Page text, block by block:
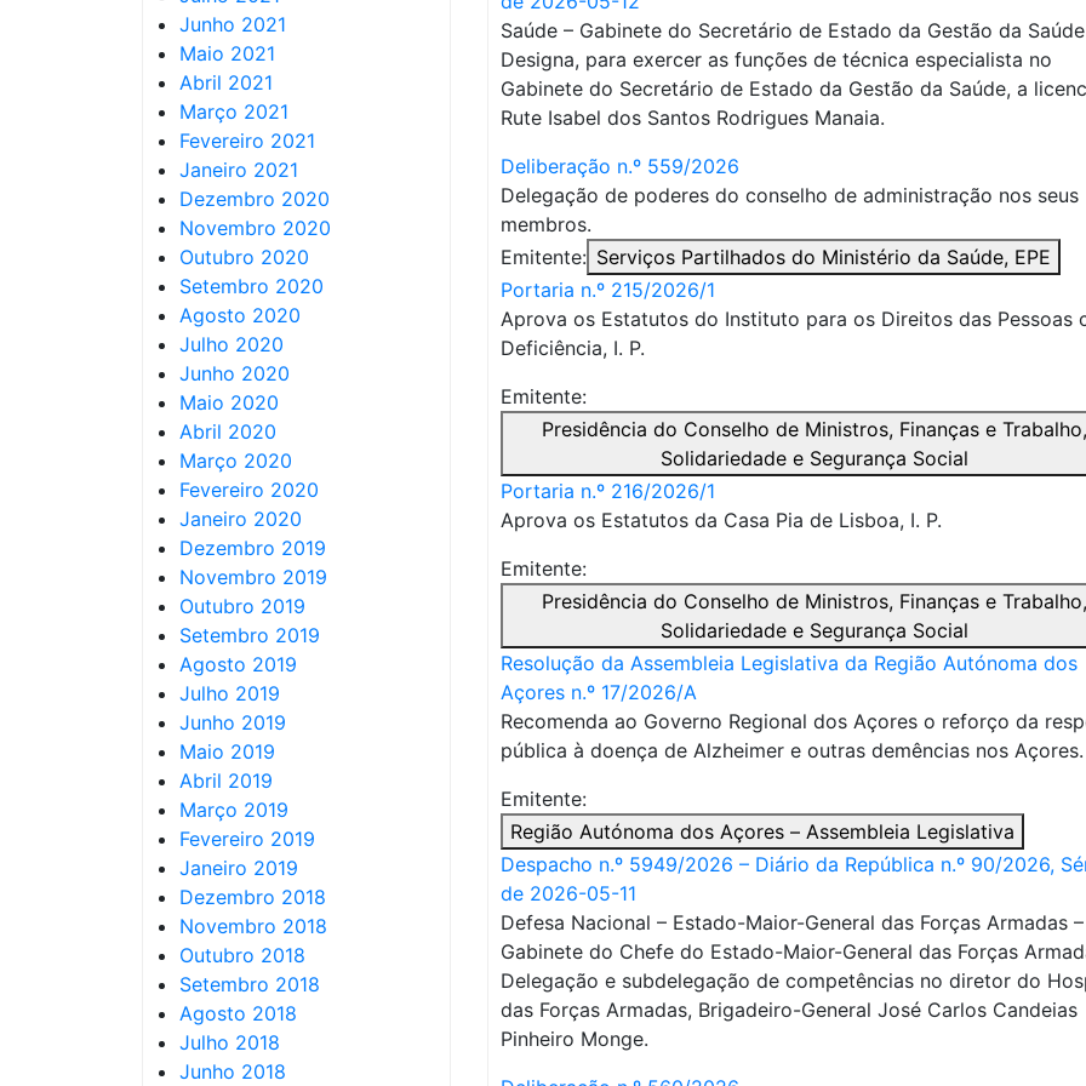
Junho 2021
Maio 2021
Abril 2021
Março 2021
Fevereiro 2021
Janeiro 2021
Dezembro 2020
Novembro 2020
Outubro 2020
Setembro 2020
Agosto 2020
Julho 2020
Junho 2020
Maio 2020
Abril 2020
Março 2020
Fevereiro 2020
Janeiro 2020
Dezembro 2019
Novembro 2019
Outubro 2019
Setembro 2019
Agosto 2019
Julho 2019
Junho 2019
Maio 2019
Abril 2019
Março 2019
Fevereiro 2019
Janeiro 2019
Dezembro 2018
Novembro 2018
Outubro 2018
Setembro 2018
Agosto 2018
Julho 2018
Junho 2018
Saúde – Gabinete do Secretário de Estado da Gestão da Saúde
Designa, para exercer as funções de técnica especialista no
Gabinete do Secretário de Estado da Gestão da Saúde, a
Rute Isabel dos Santos Rodrigues Manaia.
Deliberação n.º 559/2026
Delegação de poderes do conselho de administração nos seus
membros.
Emitente: Serviços Partilhados do Ministério da Saúde, EPE
Portaria n.º 215/2026/1
Aprova os Estatutos do Instituto para os Direitos das Pessoas
Deficiência, I. P.
Emitente:
Presidência do Conselho de Ministros, Finanças e Trabalho,
Solidariedade e Segurança Social
Portaria n.º 216/2026/1
Aprova os Estatutos da Casa Pia de Lisboa, I. P.
Emitente:
Presidência do Conselho de Ministros, Finanças e Trabalho,
Solidariedade e Segurança Social
Resolução da Assembleia Legislativa da Região Autónoma dos
Açores n.º 17/2026/A
Recomenda ao Governo Regional dos Açores o reforço da
pública à doença de Alzheimer e outras demências nos Açores.
Emitente:
Região Autónoma dos Açores – Assembleia Legislativa
Despacho n.º 5949/2026 – Diário da República n.º 90/2026,
de 2026-05-11
Defesa Nacional – Estado-Maior-General das Forças Armadas –
Gabinete do Chefe do Estado-Maior-General das Forças
Delegação e subdelegação de competências no diretor do
das Forças Armadas, Brigadeiro-General José Carlos Candeias
Pinheiro Monge.